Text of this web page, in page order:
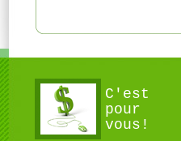
C'est
pour
vous!